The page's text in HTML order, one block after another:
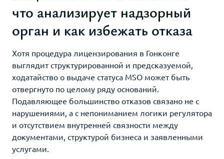
что анализирует надзорный
орган и как избежать отказа
Хотя процедура лицензирования в Гонконге
выглядит структурированной и предсказуемой,
ходатайство о выдаче статуса MSO может быть
отвергнуто по целому ряду оснований.
Подавляющее большинство отказов связано не с
нарушениями, а с непониманием логики регулятора
и отсутствием внутренней связности между
документами, структурой бизнеса и заявленными
услугами.